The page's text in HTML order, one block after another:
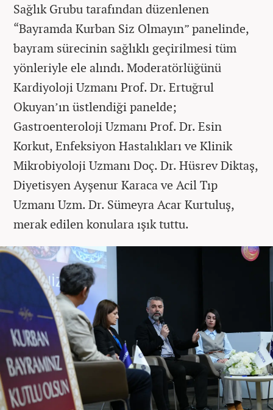
Sağlık Grubu tarafından düzenlenen
“Bayramda Kurban Siz Olmayın” panelinde,
bayram sürecinin sağlıklı geçirilmesi tüm
yönleriyle ele alındı. Moderatörlüğünü
Kardiyoloji Uzmanı Prof. Dr. Ertuğrul
Okuyan’ın üstlendiği panelde;
Gastroenteroloji Uzmanı Prof. Dr. Esin
Korkut, Enfeksiyon Hastalıkları ve Klinik
Mikrobiyoloji Uzmanı Doç. Dr. Hüsrev Diktaş,
Diyetisyen Ayşenur Karaca ve Acil Tıp
Uzmanı Uzm. Dr. Sümeyra Acar Kurtuluş,
merak edilen konulara ışık tuttu.